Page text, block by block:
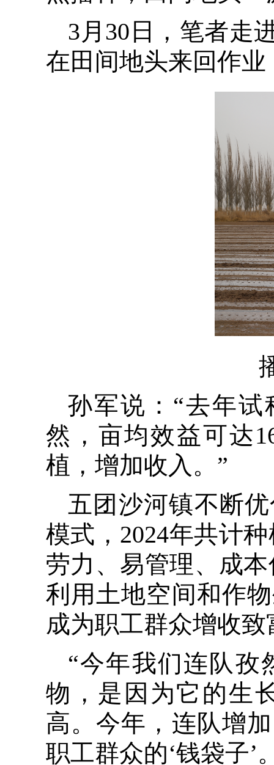
3月30日，笔者走
在田间地头来回作
孙军说：“去年
然，亩均效益可达
植，增加收入。”
五团沙河镇不断
模式，2024年共计
劳力、易管理、成
利用土地空间和作
成为职工群众增收
“今年我们连队孜
物，是因为它的生
高。今年，连队增
职工群众的‘钱袋子